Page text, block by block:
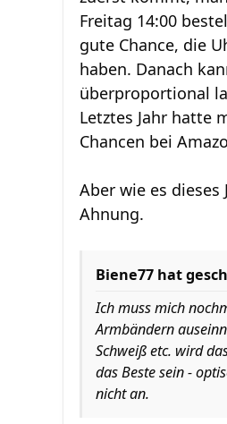
Freitag 14:00
gute Chance, die
haben. Danach
überproportional
Letztes Jahr hatte
Chancen bei
Aber wie es dieses
Ahnung.
Biene77 hat
Ich muss mich
Armbändern
Schweiß etc. wird
das Beste sein -
nicht an.